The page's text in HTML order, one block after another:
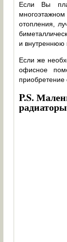
Если Вы
отопления,
и внутреннюю
Если же
офисное
приобретение
P.S.